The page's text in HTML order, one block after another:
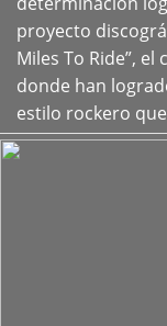
proyecto
Miles To Ride”,
donde han
estilo rockero